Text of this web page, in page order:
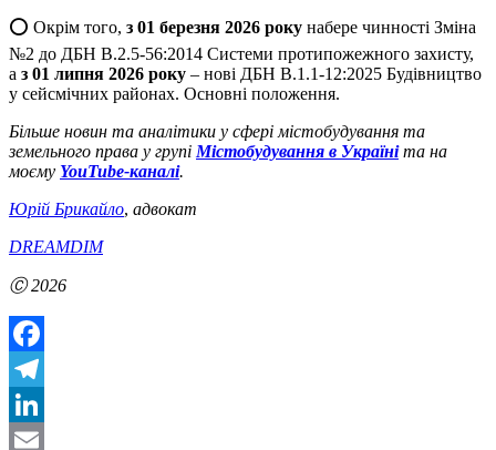
⭕ Окрім того, з 01 березня 2026 року набере чинності Зміна
№2 до ДБН В.2.5-56:2014 Системи протипожежного захисту,
а з 01 липня 2026 року – нові ДБН В.1.1-12:2025 Будівництво
у сейсмічних районах. Основні положення.
Більше новин та аналітики у сфері містобудування та
земельного права у групі Містобудування в Україніта на
моєму YouTube-каналі.
Юрій Брикайло, адвокат
DREAMDIM
Ⓒ 2026
Facebook
Telegram
LinkedIn